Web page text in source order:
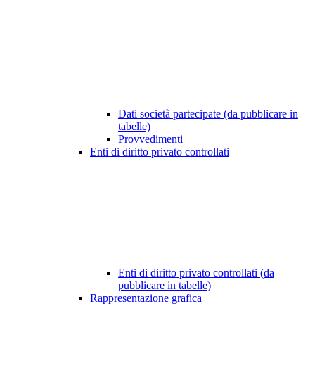
Dati società partecipate (da pubblicare in
tabelle)
Provvedimenti
Enti di diritto privato controllati
Enti di diritto privato controllati (da
pubblicare in tabelle)
Rappresentazione grafica